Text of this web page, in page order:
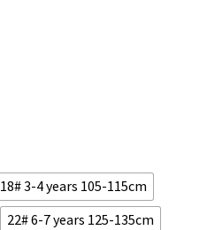
18# 3-4 years 105-115cm
22# 6-7 years 125-135cm